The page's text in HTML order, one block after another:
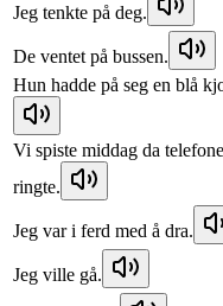
Jeg tenkte på deg.
De ventet på bussen.
Hun hadde på seg en blå
Vi spiste middag da
ringte.
Jeg var i ferd med å dra.
Jeg ville gå.